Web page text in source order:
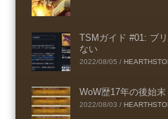
TSMガイド #01: ブ
ない
2022/08/05 /
WoW歴17年の後始末
2022/08/03 /